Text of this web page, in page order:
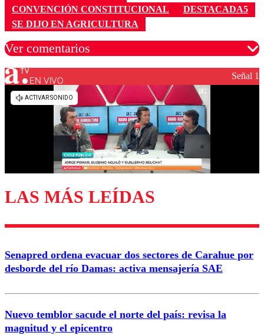
CONVENCIÓN CONSTITUCIONAL
DESTACADA5
SE DIJO EN AGRICULTURA
Ver comentarios
Los comentarios son moderados para garantizar un
diálogo respetuoso.
Enviar comentario
EN VIVO Señal 1
LAS MÁS LEÍDAS
Senapred ordena evacuar dos sectores de Carahue por
desborde del río Damas: activa mensajería SAE
Nuevo temblor sacude el norte del país: revisa la
magnitud y el epicentro